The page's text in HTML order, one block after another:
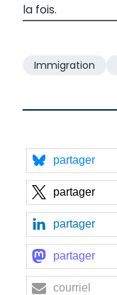
la fois.
Immigration
partager
partager
partager
partager
courriel